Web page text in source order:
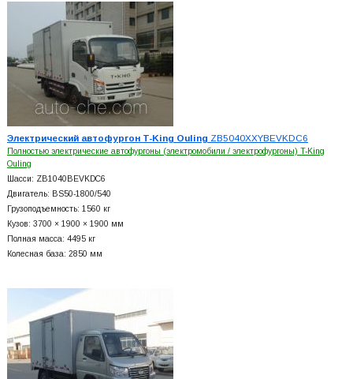
Электрический автофургон T-King Ouling ZB5040XXYBEVKDC6
Полностью электрические автофургоны (электромобили / электрофургоны) T-King
Ouling
Шасси: ZB1040BEVKDC6
Двигатель: BS50-1800/540
Грузоподъемность: 1560 кг
Кузов: 3700 × 1900 × 1900 мм
Полная масса: 4495 кг
Колесная база: 2850 мм